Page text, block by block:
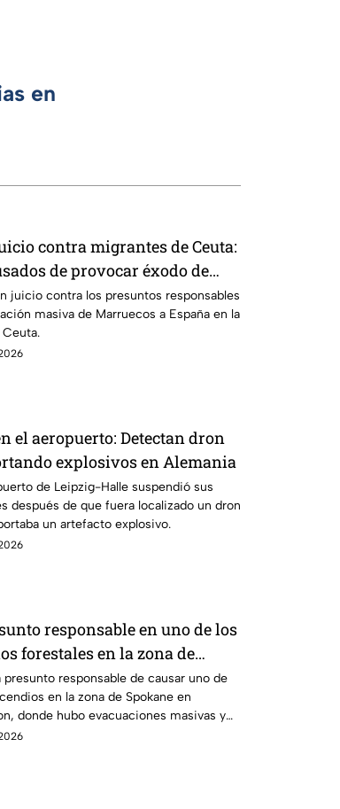
en
contra migrantes de Ceuta:
de provocar éxodo de
mil personas
juicio contra los presuntos responsables
masiva de Marruecos a España en la
el aeropuerto: Detectan dron
explosivos en Alemania
de Leipzig-Halle suspendió sus
después de que fuera localizado un dron
un artefacto explosivo.
responsable en uno de los
forestales en la zona de
Washington
presunto responsable de causar uno de
en la zona de Spokane en
donde hubo evacuaciones masivas y
riesgo.